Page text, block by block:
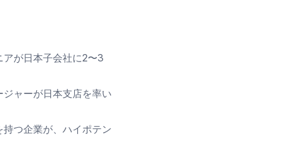
が日本子会社に2〜3
ャーが日本支店を率い
つ企業が、ハイポテン